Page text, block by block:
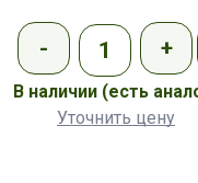
В наличии (есть
Уточнить цену